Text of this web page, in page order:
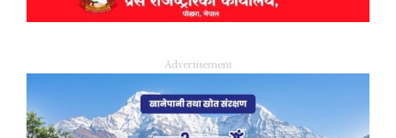
Advertisement